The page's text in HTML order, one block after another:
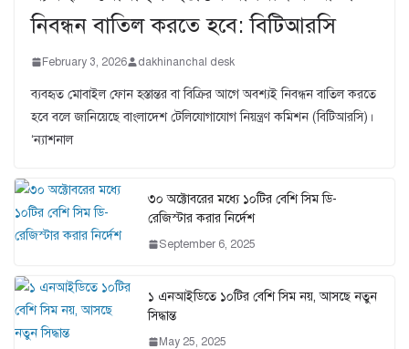
নিবন্ধন বাতিল করতে হবে: বিটিআরসি
February 3, 2026 dakhinanchal desk
ব্যবহৃত মোবাইল ফোন হস্তান্তর বা বিক্রির আগে অবশ্যই নিবন্ধন বাতিল করতে
হবে বলে জানিয়েছে বাংলাদেশ টেলিযোগাযোগ নিয়ন্ত্রণ কমিশন (বিটিআরসি)।
‘ন্যাশনাল
৩০ অক্টোবরের মধ্যে ১০টির বেশি সিম ডি-
রেজিস্টার করার নির্দেশ
September 6, 2025
১ এনআইডিতে ১০টির বেশি সিম নয়, আসছে নতুন
সিদ্ধান্ত
May 25, 2025